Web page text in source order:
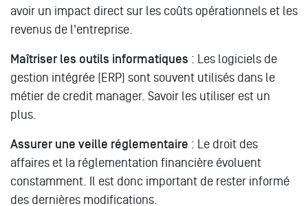
avoir un impact direct sur les coûts opérationnels et les
revenus de l'entreprise.
Maîtriser les outils informatiques : Les logiciels de
gestion intégrée (ERP) sont souvent utilisés dans le
métier de credit manager. Savoir les utiliser est un
plus.
Assurer une veille réglementaire : Le droit des
affaires et la réglementation financière évoluent
constamment. Il est donc important de rester informé
des dernières modifications.